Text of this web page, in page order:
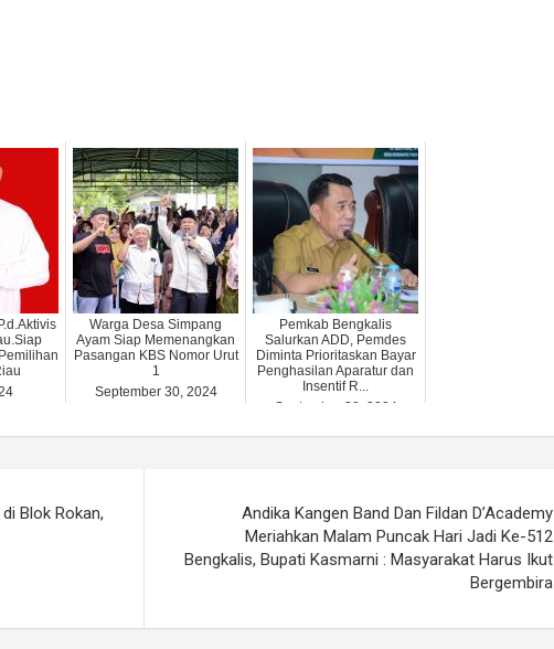
Warga Desa Simpang
Ayam Siap Memenangkan
Pasangan KBS Nomor Urut
1
September 30, 2024
Pemkab Bengkalis
Salurkan ADD, Pemdes
Diminta Prioritaskan Bayar
Penghasilan Aparatur dan
Insentif R...
September 28, 2024
Blok Rokan,
Andika Kangen Band Dan Fildan D’Academy
Meriahkan Malam Puncak Hari Jadi Ke-512
Bengkalis, Bupati Kasmarni : Masyarakat Harus Ikut
Bergembira